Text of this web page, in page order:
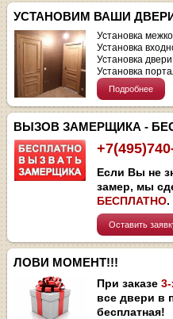
УСТАНОВИМ ВАШИ
Установка
Установка
Установка
Установка
Подробнее
ВЫЗОВ ЗАМЕРЩИКА -
Если Вы не
замер, мы
БЕСПЛАТНО.
Оставить
ЛОВИ МОМЕНТ!!!
При заказе
все двери в
бесплатная!